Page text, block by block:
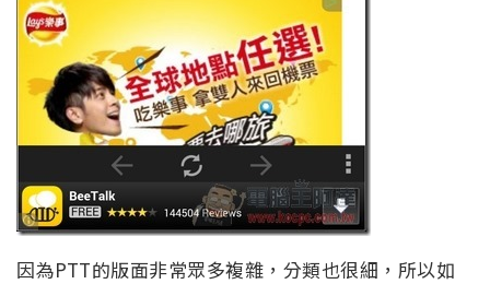
因為PTT的版面非常眾多複雜，分類也很細，所以如